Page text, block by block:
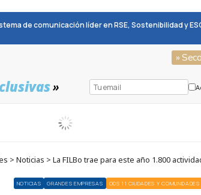
de comunicación líder en RSE, Sostenibilidad y
»
»
> Noticias > La FILBo trae para este año 1.800
NOTICIAS GRANDES EMPRESAS ODS 11 CIUDADES Y